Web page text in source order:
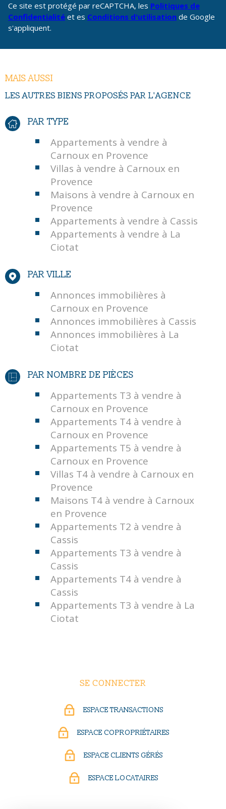
Ce site est protégé par reCAPTCHA, les Politiques de
Confidentialité et es Conditions d'utilisation de Google
s'appliquent.
MAIS AUSSI
LES AUTRES BIENS PROPOSÉS PAR L'AGENCE
PAR TYPE
Appartements à vendre à
Carnoux en Provence
Villas à vendre à Carnoux en
Provence
Maisons à vendre à Carnoux en
Provence
Appartements à vendre à Cassis
Appartements à vendre à La
Ciotat
PAR VILLE
Annonces immobilières à
Carnoux en Provence
Annonces immobilières à Cassis
Annonces immobilières à La
Ciotat
PAR NOMBRE DE PIÈCES
Appartements T3 à vendre à
Carnoux en Provence
Appartements T4 à vendre à
Carnoux en Provence
Appartements T5 à vendre à
Carnoux en Provence
Villas T4 à vendre à Carnoux en
Provence
Maisons T4 à vendre à Carnoux
en Provence
Appartements T2 à vendre à
Cassis
Appartements T3 à vendre à
Cassis
Appartements T4 à vendre à
Cassis
Appartements T3 à vendre à La
Ciotat
SE CONNECTER
ESPACE TRANSACTIONS
ESPACE COPROPRIÉTAIRES
ESPACE CLIENTS GÉRÉS
ESPACE LOCATAIRES